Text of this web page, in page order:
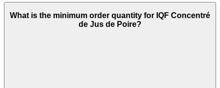
What is the minimum order quantity for IQF Concentré
de Jus de Poire?